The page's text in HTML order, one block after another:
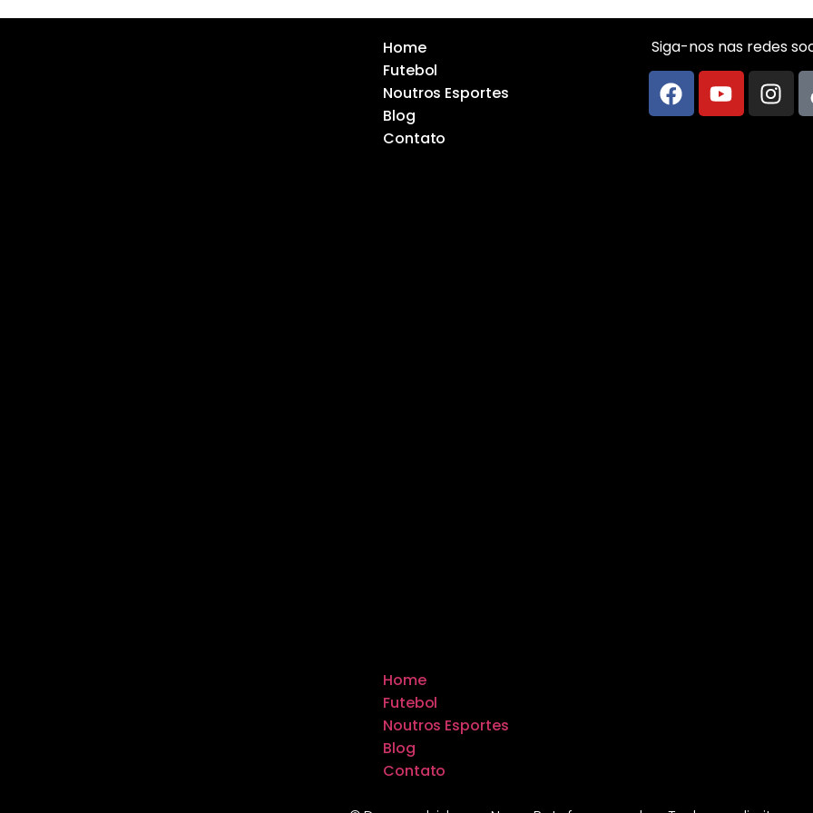
Home
Futebol
Noutros Esportes
Blog
Contato
Home
Futebol
Noutros Esportes
Blog
Contato
Siga-nos nas redes